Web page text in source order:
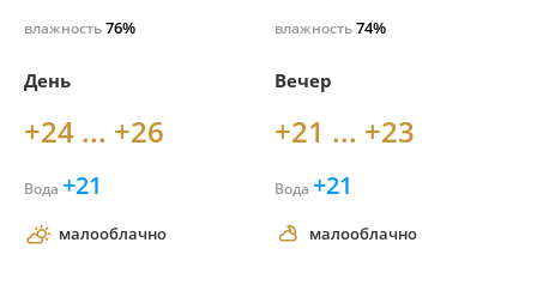
влажность76% влажность74%
День
+24 ... +26
Вода +21
малооблачно
Вечер
+21 ... +23
Вода +21
малооблачно